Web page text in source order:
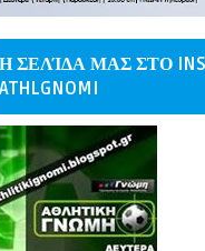
Η ΣΕΛΊΔΑ ΜΑΣ ΣΤΟ
ATHLGNOMI